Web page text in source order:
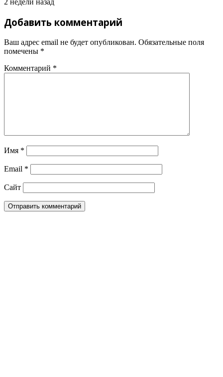
2 недели назад
Добавить комментарий
Ваш адрес email не будет опубликован. Обязательные поля
помечены *
Комментарий *
Имя *
Email *
Сайт